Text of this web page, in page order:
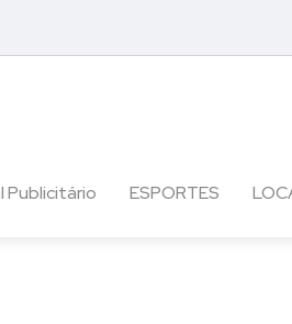
Publicitário ESPORTES